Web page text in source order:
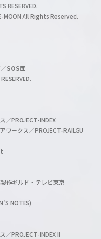
RESERVED.
MOON All Rights Reserved.
SOS団
／PROJECT-INDEX
ワークス／PROJECT-RAILGU
作ギルド・テレビ東京
NOTES)
／PROJECT-INDEX II